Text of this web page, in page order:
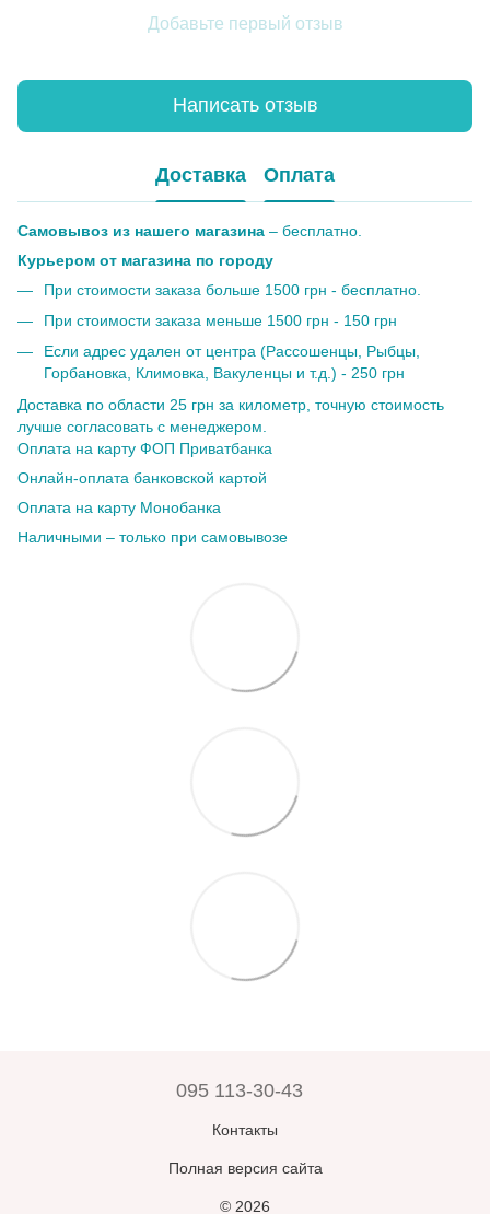
Добавьте первый отзыв
Написать отзыв
Доставка Оплата
Самовывоз из нашего магазина – бесплатно.
Курьером от магазина по городу
При стоимости заказа больше 1500 грн - бесплатно.
При стоимости заказа меньше 1500 грн - 150 грн
Если адрес удален от центра (Рассошенцы, Рыбцы,
Горбановка, Климовка, Вакуленцы и т.д.) - 250 грн
Доставка по области 25 грн за километр, точную стоимость
лучше согласовать с менеджером.
Оплата на карту ФОП Приватбанка
Онлайн-оплата банковской картой
Оплата на карту Монобанка
Наличными – только при самовывозе
095 113-30-43
Контакты
Полная версия сайта
© 2026